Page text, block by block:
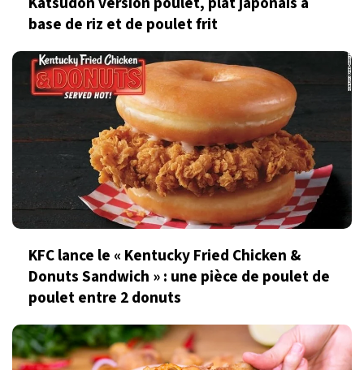
base de riz et de poulet frit
KFC lance le « Kentucky Fried Chicken &
Donuts Sandwich » : une pièce de poulet de
poulet entre 2 donuts